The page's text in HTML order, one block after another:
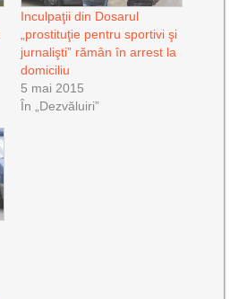
Inculpaţii din Dosarul
„prostituţie pentru sportivi şi
jurnalişti” rămân în arrest la
domiciliu
5 mai 2015
În „Dezvăluiri”